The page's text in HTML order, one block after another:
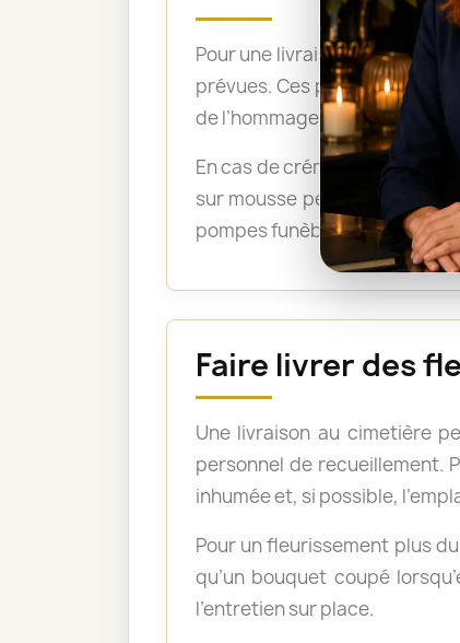
Pour une livraison
prévues. Ces précisions
de l’hommage.
En cas de crémation, un
sur mousse peuvent être
pompes funèbres lorsque les
Faire livrer des
Une livraison au cimetière
personnel de recueillement.
inhumée et, si possible,
Pour un fleurissement plus
qu’un bouquet coupé
l’entretien sur place.